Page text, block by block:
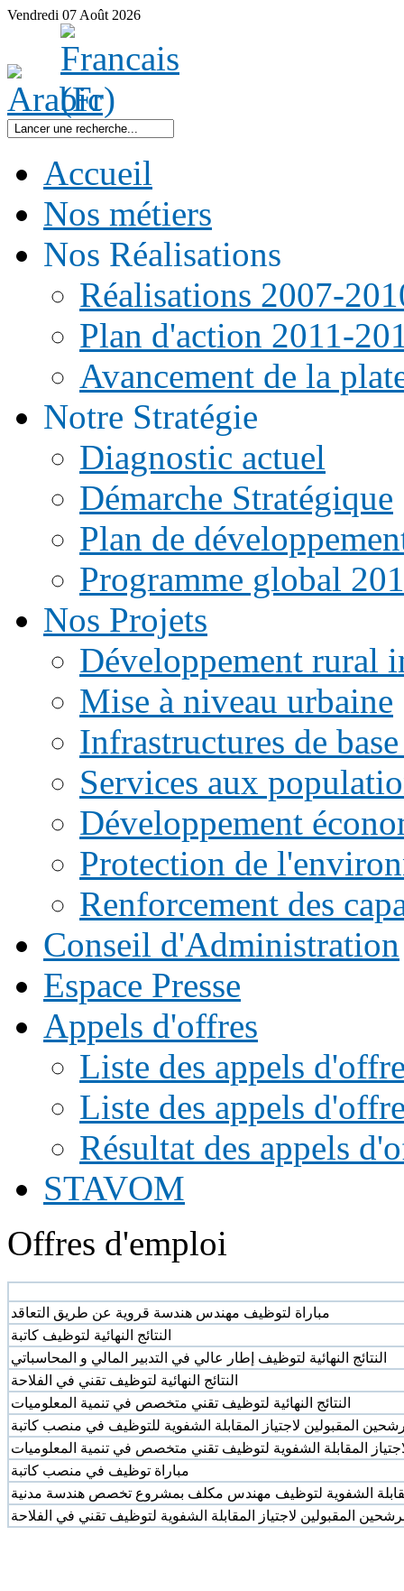
Vendredi 07 Août 2026
Accueil
Nos métiers
Nos Réalisations
Réalisations 2007-
Plan d'action 2011-
Avancement de la
Notre Stratégie
Diagnostic actuel
Démarche Stratégique
Plan de
Programme global
Nos Projets
Développement rural
Mise à niveau urbaine
Infrastructures de
Services aux
Développement
Protection de
Renforcement des
Conseil d'Administration
Espace Presse
Appels d'offres
Liste des appels
Liste des appels
Résultat des appels
STAVOM
Offres d'emploi
مباراة لتوظيف مهندس هندسة قروية عن طريق التعاقد
النتائج النهائية لتوظيف كاتبة
النتائج النهائية لتوظيف إطار عالي في التدبير المالي و المحاسباتي
النتائج النهائية لتوظيف تقني في الفلاحة
النتائج النهائية لتوظيف تقني متخصص في تنمية المعلوميات
المقبولين لاجتياز المقابلة الشفوية للتوظيف في منصب كاتبة
المقابلة الشفوية لتوظيف تقني متخصص في تنمية المعلوميات
مباراة توظيف في منصب كاتبة
الشفوية لتوظيف مهندس مكلف بمشروع تخصص هندسة مدنية
المقبولين لاجتياز المقابلة الشفوية لتوظيف تقني في الفلاحة